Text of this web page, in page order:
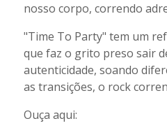
nosso corpo, correndo
"Time To Party" tem um
que faz o grito preso sair
autenticidade, soando
as transições, o rock
Ouça aqui: